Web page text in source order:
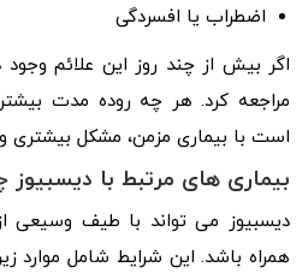
اضطراب یا افسردگی
اگر بیش از چند روز این علائم
مراجعه کرد. هر چه روده مدت
است با بیماری مزمن، مشکل بیشتری
بیماری های مرتبط با
دیسبیوز می تواند با طیف وسیعی
همراه باشد. این شرایط شامل موارد